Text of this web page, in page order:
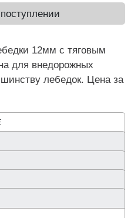
12мм с тяговым
для внедорожных
лебедок. Цена за